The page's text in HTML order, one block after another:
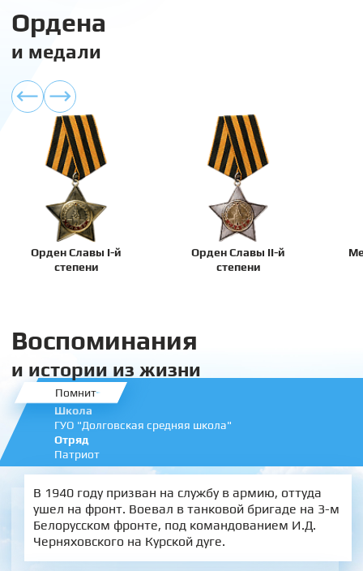
Ордена
и медали
Орден Славы I-й
степени
Орден Славы II-й
степени
Воспоминания
и истории из жизни
Помнит
Школа
ГУО "Долговская средняя школа"
Отряд
Патриот
В 1940 году призван на службу в армию, оттуда
ушел на фронт. Воевал в танковой бригаде на 3-м
Белорусском фронте, под командованием И.Д.
Черняховского на Курской дуге.